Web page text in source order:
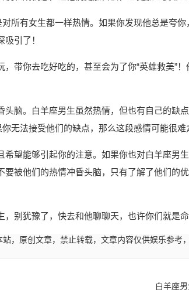
所有女生都一样热情。如果你发现他总是夸
引了！
带你去吃好吃的，甚至会为了你“英雄救美”！
脑。白羊座男生虽然热情，但也有自己的缺
无法接受他们的缺点，那么这段感情可能很难
望能够引起你的注意。如果你也对白羊座男
被他们的热情冲昏头脑，只有了解了他们的
别犹豫了，快去和他聊聊天，也许你们就是命
，原创文章，禁止转载，文章内容仅供娱乐参考，
白羊座